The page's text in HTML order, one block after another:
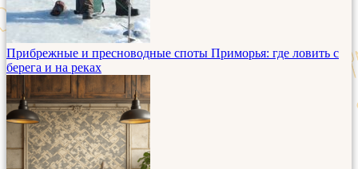
Прибрежные и пресноводные споты Приморья: где ловить с
берега и на реках